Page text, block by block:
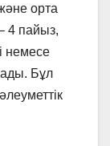
орта
4 пайыз,
немесе
Бұл